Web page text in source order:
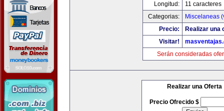
Longitud:
11 caracteres
Categorias:
Miscelaneas
Precio:
Realizar una
Visitar!
Serán consideradas
Realizar una Oferta
Precio Ofrecido $